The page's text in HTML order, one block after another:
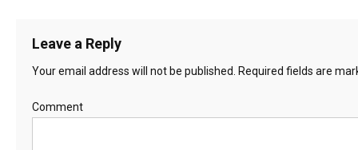
Leave a Reply
Your email address will not be published. Required fields are
Comment